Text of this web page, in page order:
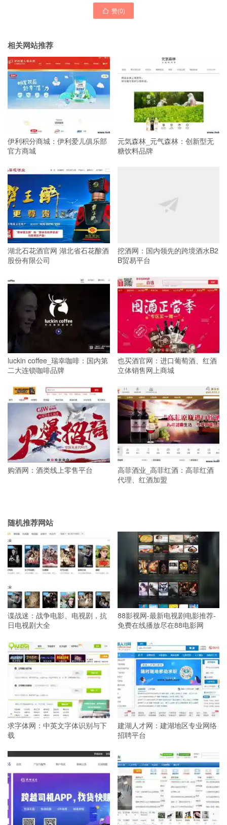
 赞(0)
相关网站推荐
伊利积分商城：伊利爱儿俱乐部
官方商城
元気森林_元气森林：创新型无
糖饮料品牌
湖北石花酒官网 湖北省石花酿酒
股份有限公司
挖酒网：国内领先的跨境酒水B2
B贸易平台
luckin coffee_瑞幸咖啡：国内第
二大连锁咖啡品牌
也买酒官网：进口葡萄酒、红酒
立体销售网上商城
购酒网：酒类线上零售平台
高菲酒业_高菲红酒：高菲红酒
代理、红酒加盟
随机推荐网站
谍战迷：战争电影、电视剧，抗
日电视剧大全
88影视网-最新电视剧电影推荐-
免费在线播放尽在88电影网
求字体网：中英文字体识别与下
载
建湖人才网：建湖地区专业网络
招聘平台